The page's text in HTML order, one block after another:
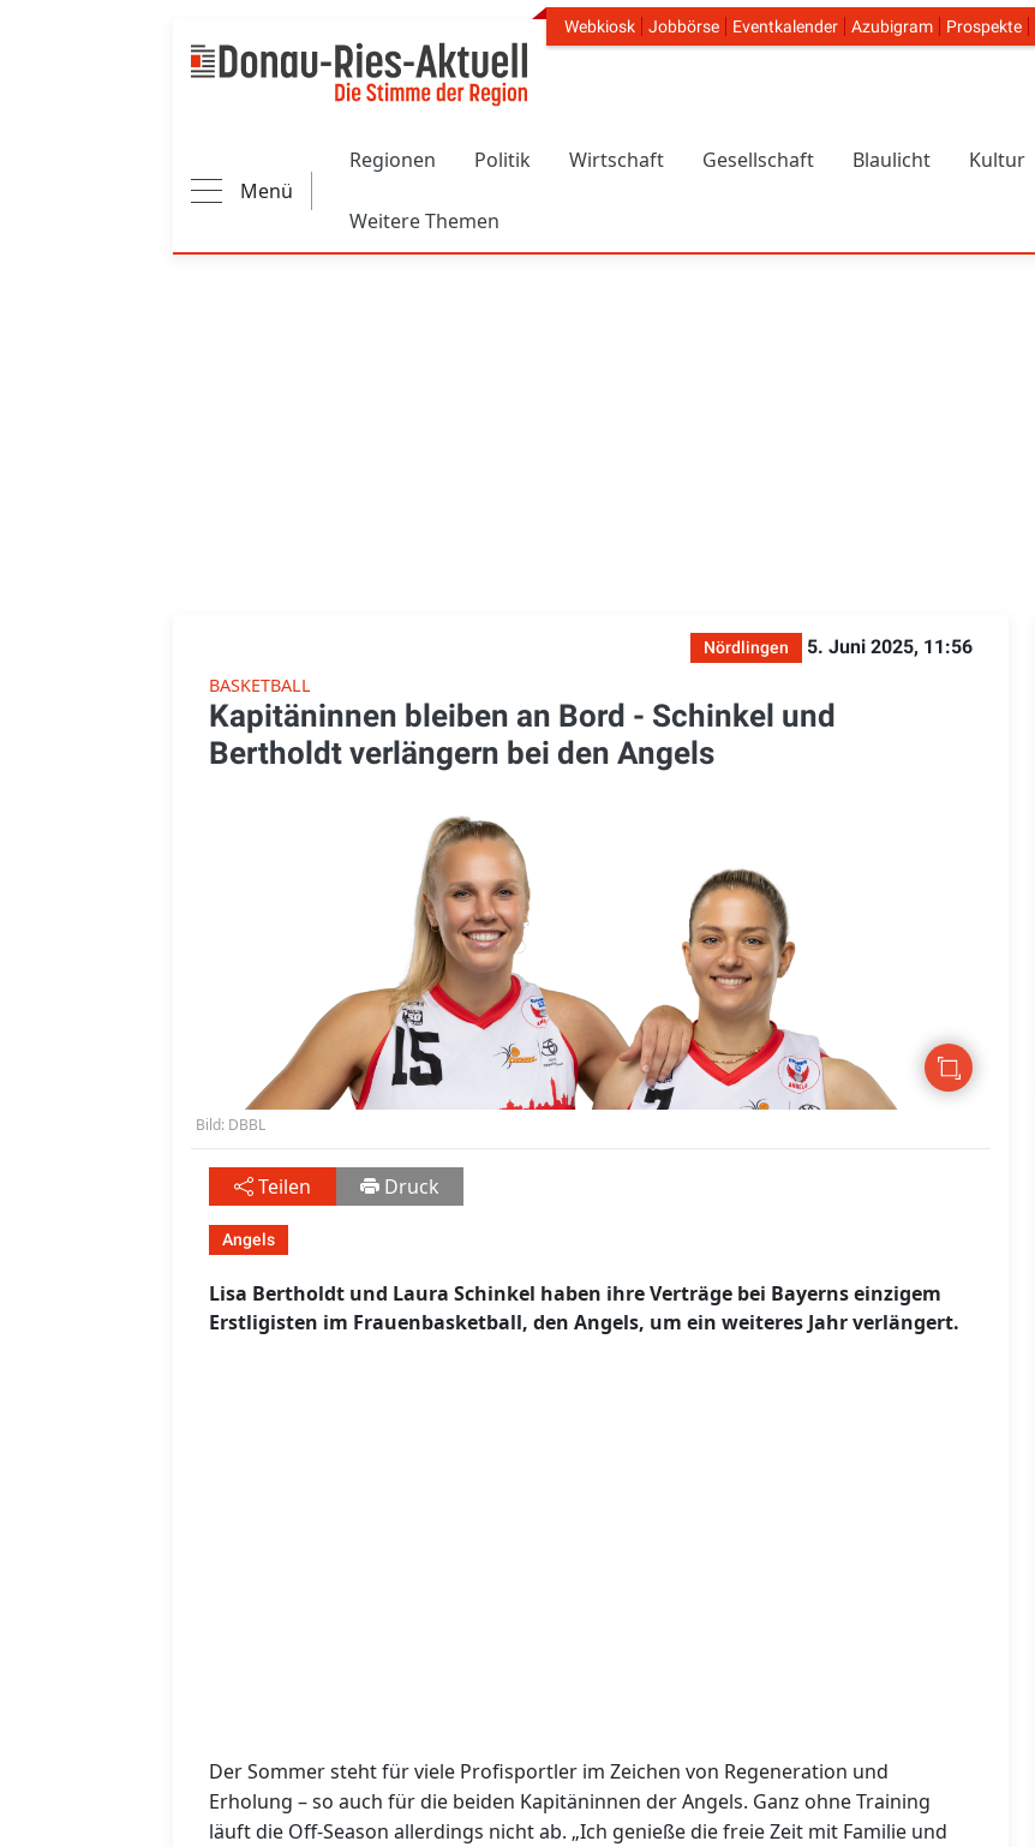
Header Navigation
Webkiosk Jobbörse Eventkalender Azubigram Prospekte
Menü
Regionen Politik Wirtschaft Gesellschaft Blaulicht Kultur
Weitere Themen
Nördlingen
5. Juni 2025, 11:56
BASKETBALL
Kapitäninnen bleiben an Bord - Schinkel und
Bertholdt verlängern bei den Angels
Bild: DBBL
Teilen Druck
Angels
Lisa Bertholdt und Laura Schinkel haben ihre Verträge bei Bayerns einzigem
Erstligisten im Frauenbasketball, den Angels, um ein weiteres Jahr verlängert.
Der Sommer steht für viele Profisportler im Zeichen von Regeneration und
Erholung – so auch für die beiden Kapitäninnen der Angels. Ganz ohne Training
läuft die Off-Season allerdings nicht ab. „Ich genieße die freie Zeit mit Familie und